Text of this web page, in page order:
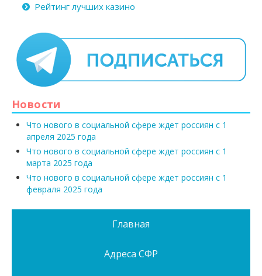
Рейтинг лучших казино
Новости
Что нового в социальной сфере ждет россиян с 1
апреля 2025 года
Что нового в социальной сфере ждет россиян с 1
марта 2025 года
Что нового в социальной сфере ждет россиян с 1
февраля 2025 года
Главная
Адреса СФР